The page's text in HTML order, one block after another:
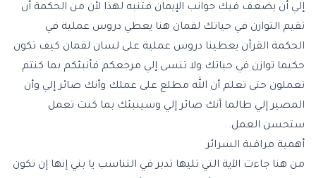
إلي أن يضعف فيك جوانب الإيمان فتنبه لهذا لأن من الحكمة أن
تقيم التوازن في حياتك لقمان هنا يعطي دروس عملية في
الحكمة القرآن يعطينا دروس عملية على لسان لقمان كيف تكون
حكيما توازن في حياتك ولا تنسى إلي مرجعكم فأنبئكم بما كنتم
تعملون حتى تعلم أن الله مطلع على عملك وأنك صائر إلي وأن
المصير إلي طالما أنك صائر إلي وسينبئك بما كنت تعمل
ستحسن العمل.
أهمية مراقبة السرائر
من هنا جاءت الآية التي تليها تدبر في التناسب يا بني إنها إن تكون